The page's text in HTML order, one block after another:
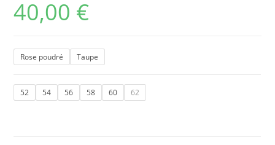
40,00 €
Rose poudré Taupe
52 54 56 58 60 62